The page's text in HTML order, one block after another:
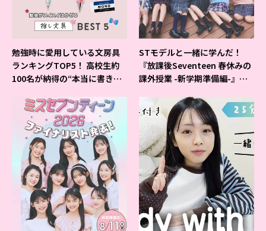
勉強時に愛用している文房具
ランキングTOP5！ 高校生約
100名が納得の“本当に書きや
STモデルと一緒に学んだ！
『放課後Seventeen 春休みの
課外授業 -新学期準備編-』イ